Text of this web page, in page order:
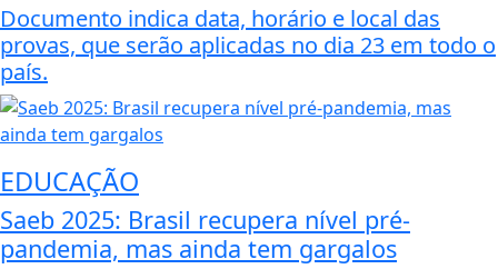
Documento indica data, horário e local das
provas, que serão aplicadas no dia 23 em todo o
país.
EDUCAÇÃO
Saeb 2025: Brasil recupera nível pré-
pandemia, mas ainda tem gargalos